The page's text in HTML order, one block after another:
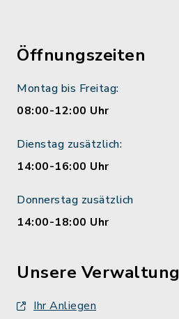
Öffnungszeiten
Montag bis Freitag:
08:00-12:00 Uhr
Dienstag zusätzlich:
14:00-16:00 Uhr
Donnerstag zusätzlich
14:00-18:00 Uhr
Unsere Verwaltung
Ihr Anliegen